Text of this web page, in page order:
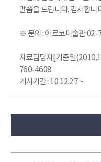
말씀을 드립니다. 감사합니
※ 문의 : 아르코미술관
자료담당자[기준일
760-4608
게시기간 : 10.12.27 ~